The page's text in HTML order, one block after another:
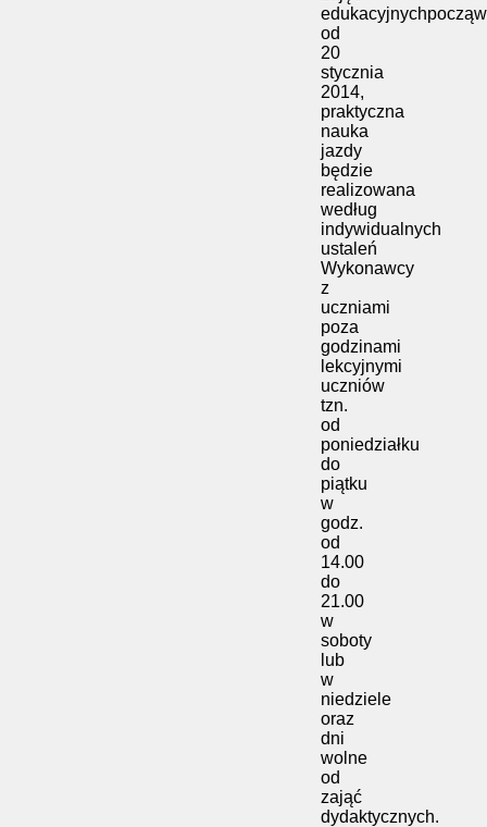
od
20
stycznia
2014,
praktyczna
nauka
jazdy
będzie
realizowana
według
indywidualnych
ustaleń
Wykonawcy
z
uczniami
poza
godzinami
lekcyjnymi
uczniów
tzn.
od
poniedziałku
do
piątku
w
godz.
od
14.00
do
21.00
w
soboty
lub
w
niedziele
oraz
dni
wolne
od
zająć
dydaktycznych.